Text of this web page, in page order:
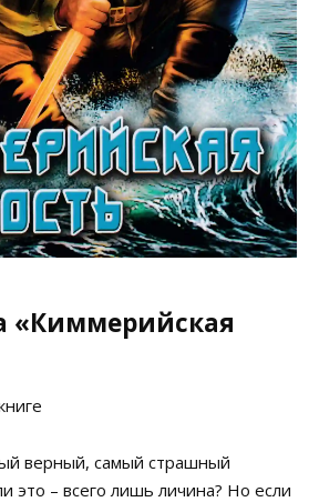
«Киммерийская
верный, самый страшный
это – всего лишь личина? Но если